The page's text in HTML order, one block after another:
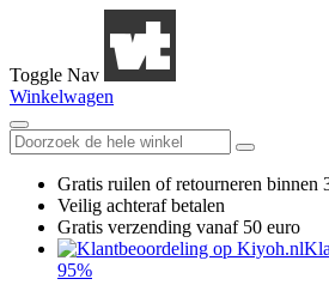
Toggle Nav
Winkelwagen
Gratis ruilen of retourneren binnen
Veilig achteraf betalen
Gratis verzending vanaf 50 euro
95%